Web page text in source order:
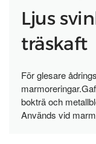
Ljus
träskaft
För glesare
bokträ och
Används vid